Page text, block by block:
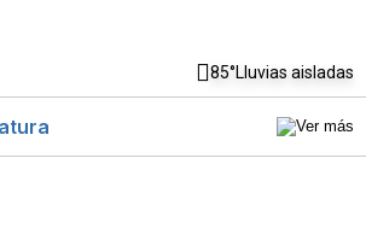
85°Lluvias aisladas